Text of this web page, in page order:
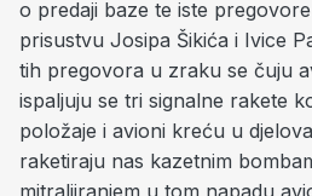
o predaji baze te iste
prisustvu Josipa Šikića i Ivice
tih pregovora u zraku se čuju
ispaljuju se tri signalne rakete
položaje i avioni kreću u
raketiraju nas kazetnim
mitraljiranjem u tom napadu